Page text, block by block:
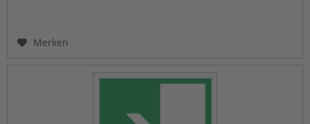
Merken